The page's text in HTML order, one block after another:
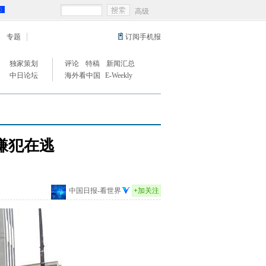
高级
订阅手机报
专题
独家策划
中日论坛
评论 特稿
新闻汇总
海外看中国
E-Weekly
犯在逃
中国日报-看世界 +加关注